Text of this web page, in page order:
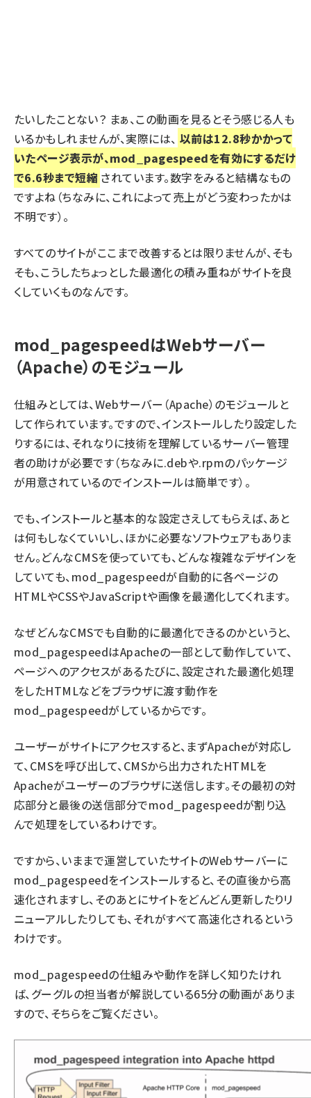
たいしたことない？ まぁ、この動画を見るとそう感じる人も
いるかもしれませんが、実際には、 以前は12.8秒かかって
いたページ表示が、mod_pagespeedを有効にするだけ
で6.6秒まで短縮 されています。数字をみると結構なもの
ですよね（ちなみに、これによって売上がどう変わったかは
不明です）。
すべてのサイトがここまで改善するとは限りませんが、そも
そも、こうしたちょっとした最適化の積み重ねがサイトを良
くしていくものなんです。
mod_pagespeedはWebサーバー
（Apache）のモジュール
仕組みとしては、Webサーバー（Apache）のモジュールと
して作られています。ですので、インストールしたり設定した
りするには、それなりに技術を理解しているサーバー管理
者の助けが必要です（ちなみに.debや.rpmのパッケージ
が用意されているのでインストールは簡単です）。
でも、インストールと基本的な設定さえしてもらえば、あと
は何もしなくていいし、ほかに必要なソフトウェアもありま
せん。どんなCMSを使っていても、どんな複雑なデザインを
していても、mod_pagespeedが自動的に各ページの
HTMLやCSSやJavaScriptや画像を最適化してくれます。
なぜどんなCMSでも自動的に最適化できるのかというと、
mod_pagespeedはApacheの一部として動作していて、
ページへのアクセスがあるたびに、設定された最適化処理
をしたHTMLなどをブラウザに渡す動作を
mod_pagespeedがしているからです。
ユーザーがサイトにアクセスすると、まずApacheが対応し
て、CMSを呼び出して、CMSから出力されたHTMLを
Apacheがユーザーのブラウザに送信します。その最初の対
応部分と最後の送信部分でmod_pagespeedが割り込
んで処理をしているわけです。
ですから、いままで運営していたサイトのWebサーバーに
mod_pagespeedをインストールすると、その直後から高
速化されますし、そのあとにサイトをどんどん更新したりリ
ニューアルしたりしても、それがすべて高速化されるという
わけです。
mod_pagespeedの仕組みや動作を詳しく知りたけれ
ば、グーグルの担当者が解説している65分の動画がありま
すので、そちらをご覧ください。